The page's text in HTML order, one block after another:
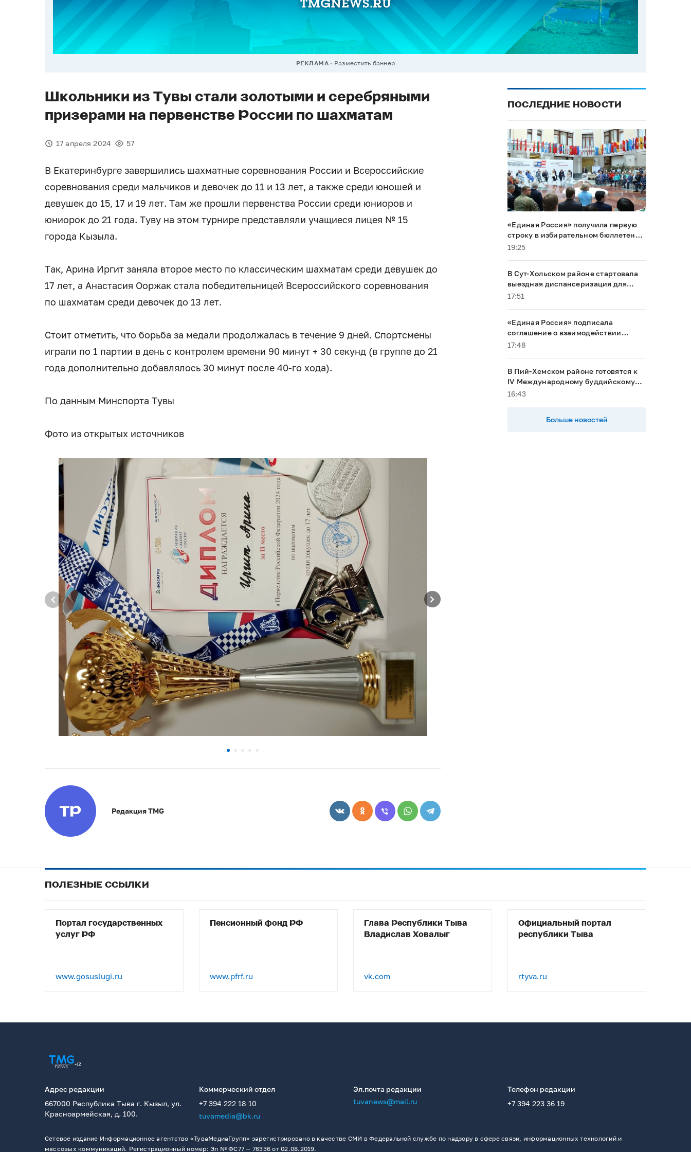
РЕКЛАМА Разместить баннер
Школьники из Тувы стали золотыми и серебряными
призерами на первенстве России по шахматам
17 апреля 2024 57
В Екатеринбурге завершились шахматные соревнования России и Всероссийские
соревнования среди мальчиков и девочек до 11 и 13 лет, а также среди юношей и
девушек до 15, 17 и 19 лет. Там же прошли первенства России среди юниоров и
юниорок до 21 года. Туву на этом турнире представляли учащиеся лицея № 15
города Кызыла.
Так, Арина Иргит заняла второе место по классическим шахматам среди девушек до
17 лет, а Анастасия Ооржак стала победительницей Всероссийского соревнования
по шахматам среди девочек до 13 лет.
Стоит отметить, что борьба за медали продолжалась в течение 9 дней. Спортсмены
играли по 1 партии в день с контролем времени 90 минут + 30 секунд (в группе до 21
года дополнительно добавлялось 30 минут после 40-го хода).
По данным Минспорта Тувы
Фото из открытых источников
Редакция TMG
ПОСЛЕДНИЕ НОВОСТИ
«Единая Россия» получила первую
строку в избирательном бюллетене
на выборах в Госдуму
19:25
В Сут-Хольском районе стартовала
выездная диспансеризация для
маломобильных граждан
17:51
«Единая Россия» подписала
соглашение о взаимодействии
между Общественной палатой РФ и
17:48
В Пий-Хемском районе готовятся к
IV Международному буддийскому
форуму
16:43
Больше новостей
ПОЛЕЗНЫЕ ССЫЛКИ
Портал государственных
услуг РФ
www.gosuslugi.ru
Пенсионный фонд РФ
www.pfrf.ru
Глава Республики Тыва
Владислав Ховалыг
vk.com
Официальный портал
республики Тыва
rtyva.ru
Адрес редакции
667000 Республика Тыва г. Кызыл, ул.
Красноармейская, д. 100.
Коммерческий отдел
+7 394 222 18 10
tuvamedia@bk.ru
Эл.почта редакции
tuvanews@mail.ru
Телефон редакции
+7 394 223 36 19
Сетевое издание Информационное агентство «ТуваМедиаГрупп» зарегистрировано в качестве СМИ в Федеральной службе по надзору в сфере связи, информационных технологий и
массовых коммуникаций. Регистрационный номер: Эл № ФС77 — 76336 от 02.08.2019.